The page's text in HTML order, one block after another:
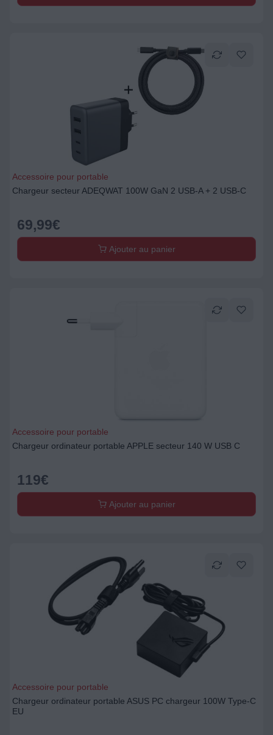
Accessoire pour portable
Chargeur secteur ADEQWAT 100W GaN 2 USB-A + 2 USB-C
69,99€
Ajouter au panier
Accessoire pour portable
Chargeur ordinateur portable APPLE secteur 140 W USB C
119€
Ajouter au panier
Accessoire pour portable
Chargeur ordinateur portable ASUS PC chargeur 100W Type-C
EU